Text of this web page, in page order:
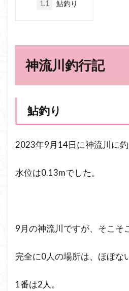
1.1 鮎釣り
神流川釣行記
鮎釣り
2023年9月14日に神流川に釣
水位は0.13mでした。
9月の神流川ですが、そこそ
完全に0人の場所は、ほぼな
1番は2人。